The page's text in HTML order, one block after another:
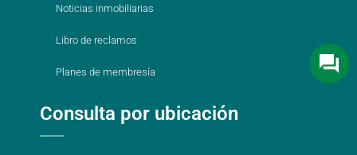
Noticias inmobiliarias
Libro de reclamos
Planes de membresía
Consulta por ubicación